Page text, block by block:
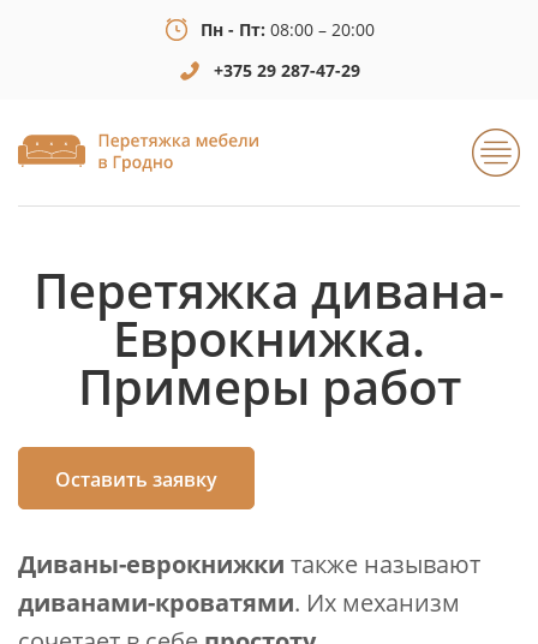
Пн - Пт: 08:00 – 20:00
+375 29 287-47-29
Перетяжка дивана-
Еврокнижка.
Примеры работ
Оставить заявку
Диваны-еврокнижки также называют
диванами-кроватями. Их механизм